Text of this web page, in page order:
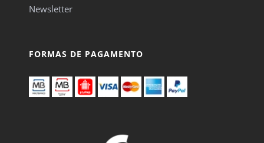
Newsletter
FORMAS DE PAGAMENTO